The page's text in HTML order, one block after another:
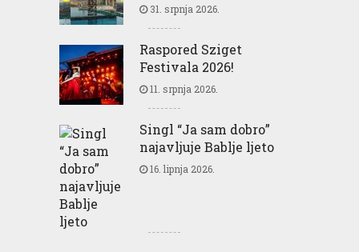
31. srpnja 2026.
Raspored Sziget
Festivala 2026!
11. srpnja 2026.
Singl “Ja sam dobro”
najavljuje Bablje ljeto
16. lipnja 2026.